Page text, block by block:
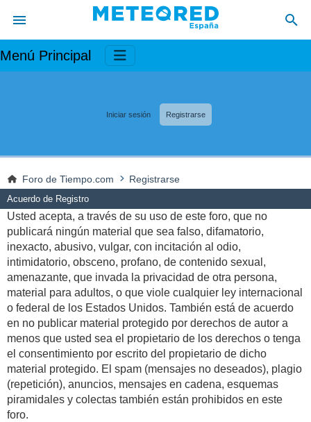
Menú Principal
Iniciar sesión Registrarse
Foro de Tiempo.com Registrarse
Acuerdo de Registro
Usted acepta, a través de su uso de este foro, que no
publicará ningún material que sea falso, difamatorio,
inexacto, abusivo, vulgar, con incitación al odio,
intimidatorio, obsceno, profano, de contenido sexual,
amenazante, que invada la privacidad de otra persona,
material para adultos, o que viole cualquier ley internacional
o federal de los Estados Unidos. También está de acuerdo
en no publicar material protegido por derechos de autor a
menos que usted sea el propietario de los derechos o tenga
el consentimiento por escrito del propietario de dicho
material protegido. El spam (mensajes no deseados), plagio
(repetición), anuncios, mensajes en cadena, esquemas
piramidales y colectas también están prohibidos en este
foro.